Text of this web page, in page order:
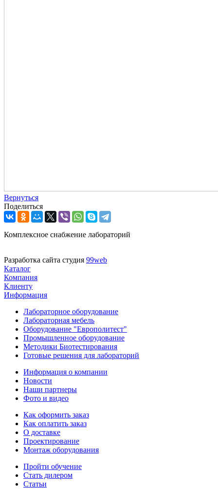
Вернуться
Поделиться
Комплексное снабжение лабораторий
Разработка сайта студия 99web
Каталог
Компания
Клиенту
Информация
Лабораторное оборудование
Лабораторная мебель
Оборудование "Европолитест"
Промышленное оборудование
Методики Биотестирования
Готовые решения для лабораторий
Информация о компании
Новости
Наши партнеры
Фото и видео
Как оформить заказ
Как оплатить заказ
О доставке
Проектирование
Монтаж оборудования
Пройти обучение
Стать дилером
Статьи